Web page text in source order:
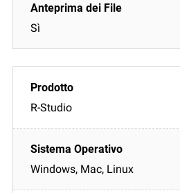
Sì
R-Studio
Windows, Mac, Linux